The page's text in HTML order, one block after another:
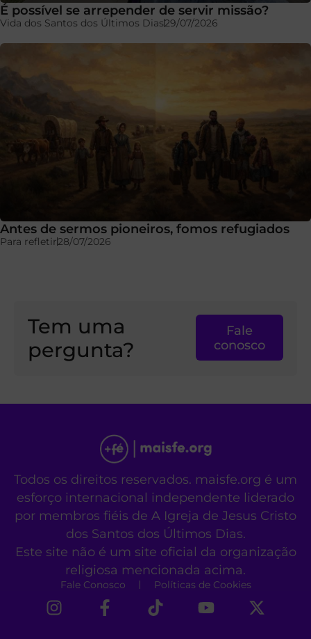
É possível se arrepender de servir missão?
Vida dos Santos dos Últimos Dias29/07/2026
Antes de sermos pioneiros, fomos refugiados
Para refletir28/07/2026
Tem uma
pergunta?
Fale
conosco
Todos os direitos reservados. maisfe.org é um
esforço internacional independente liderado
por membros fiéis de A Igreja de Jesus Cristo
dos Santos dos Últimos Dias.
Este site não é um site oficial da organização
religiosa mencionada acima.
Fale Conosco Políticas de Cookies